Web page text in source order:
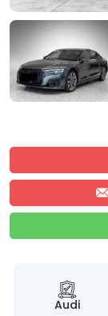
Audi